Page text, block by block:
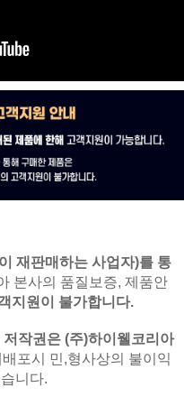
재판매하는 사업자)를 통
본사의 품질보증, 제품안
지원이 불가합니다.
저작권은 (주)하이웰코리아
포시 민,형사상의 불이익
니다.